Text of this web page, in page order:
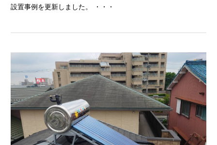
設置事例を更新しました。 ・・・